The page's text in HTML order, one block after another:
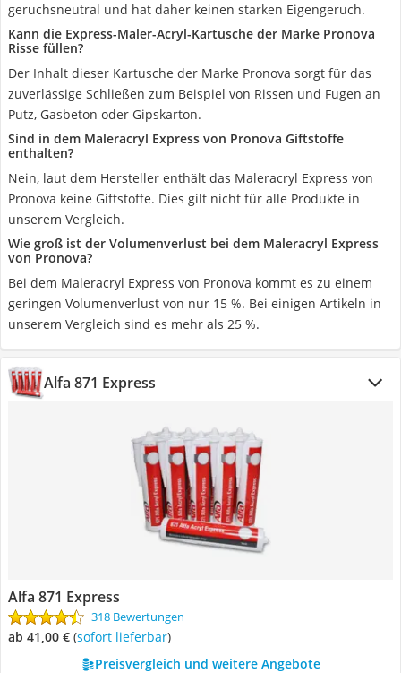
geruchsneutral und hat daher keinen starken Eigengeruch.
Kann die Express-Maler-Acryl-Kartusche der Marke Pronova
Risse füllen?
Der Inhalt dieser Kartusche der Marke Pronova sorgt für das
zuverlässige Schließen zum Beispiel von Rissen und Fugen an
Putz, Gasbeton oder Gipskarton.
Sind in dem Maleracryl Express von Pronova Giftstoffe
enthalten?
Nein, laut dem Hersteller enthält das Maleracryl Express von
Pronova keine Giftstoffe. Dies gilt nicht für alle Produkte in
unserem Vergleich.
Wie groß ist der Volumenverlust bei dem Maleracryl Express
von Pronova?
Bei dem Maleracryl Express von Pronova kommt es zu einem
geringen Volumenverlust von nur 15 %. Bei einigen Artikeln in
unserem Vergleich sind es mehr als 25 %.
Alfa 871 Express
Alfa 871 Express
318 Bewertungen
ab 41,00 € ( Sofort lieferbar)
Preisvergleich und weitere Angebote